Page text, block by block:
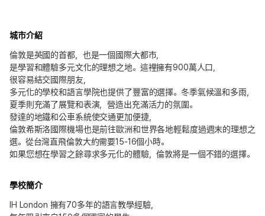
城市介紹
倫敦是英國的首都，也是一個國際大都市，
是學習和體驗多元文化的理想之地。這裡擁有900萬人口，
很容易結交國際朋友，
多元化的學校和語言學院也提供了豐富的選擇。冬季氣候溫和多雨，
夏季則充滿了展覽和表演，營造出充滿活力的氛圍。
發達的地鐵和公車系統使交通更加便捷，
倫敦希斯洛國際機場也是前往歐洲和世界各地輕鬆度過週末的理想之
選。從台灣直飛倫敦大約需要15-16個小時。
如果您想在學習之餘尋求多元化的體驗，倫敦將是一個不錯的選擇。
學校簡介
IH London 擁有70多年的語言教學經驗，